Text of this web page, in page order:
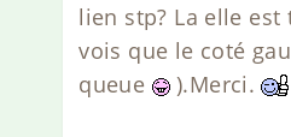
lien stp? La elle
vois que le coté
queue
).Merci.